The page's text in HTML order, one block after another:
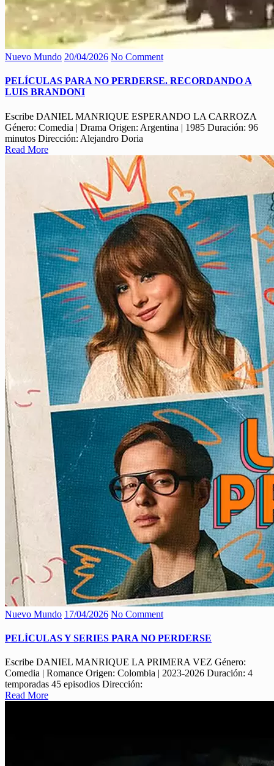
Nuevo Mundo 20/04/2026 No Comment
PELÍCULAS PARA NO PERDERSE. RECORDANDO A
LUIS BRANDONI
Escribe DANIEL MANRIQUE ESPERANDO LA CARROZA
Género: Comedia | Drama Origen: Argentina | 1985 Duración: 96
minutos Dirección: Alejandro Doria
Read More
Nuevo Mundo 17/04/2026 No Comment
PELÍCULAS Y SERIES PARA NO PERDERSE
Escribe DANIEL MANRIQUE LA PRIMERA VEZ Género:
Comedia | Romance Origen: Colombia | 2023-2026 Duración: 4
temporadas 45 episodios Dirección:
Read More